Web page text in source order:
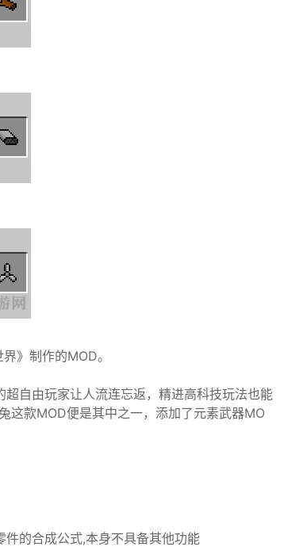
》制作的MOD。
自由玩家让人流连忘返，精进高科技玩法也能
这款MOD便是其中之一，添加了元素武器MO
件的合成公式,本身不具备其他功能